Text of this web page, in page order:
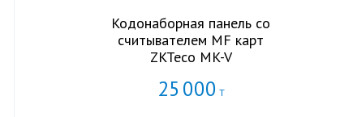
Кодонаборная панель со
считывателем MF карт
ZKTeco MK-V
25 000 Т